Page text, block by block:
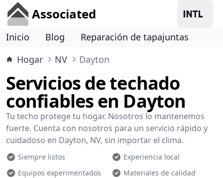
Associated
Inicio Blog
Reparación de tapajuntas
Hogar
NV Dayton
Servicios de techado
confiables en Dayton
Tu techo protege tu hogar. Nosotros lo mantenemos
fuerte. Cuenta con nosotros para un servicio rápido y
cuidadoso en Dayton, NV, sin importar el clima.
Siempre listos
Experiencia local
Equipos experimentados
Materiales de calidad